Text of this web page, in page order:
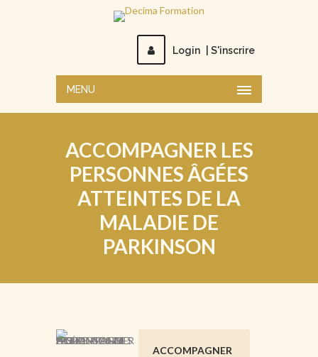
Login S'inscrire
MENU
ACCOMPAGNER LES
PERSONNES ÂGÉES
ATTEINTES DE LA
MALADIE DE
PARKINSON
ACCOMPAGNER